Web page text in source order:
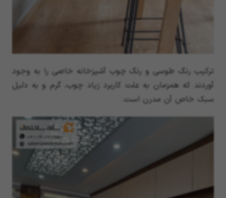
ترکیب رنگ طوسی و رنگ چوب آشپزخانه خاصی را به وجود
آوردند که همزمان به علت کاربرد زیاد چوب، گرم و به دلیل
سبک خاص آن مدرن است.